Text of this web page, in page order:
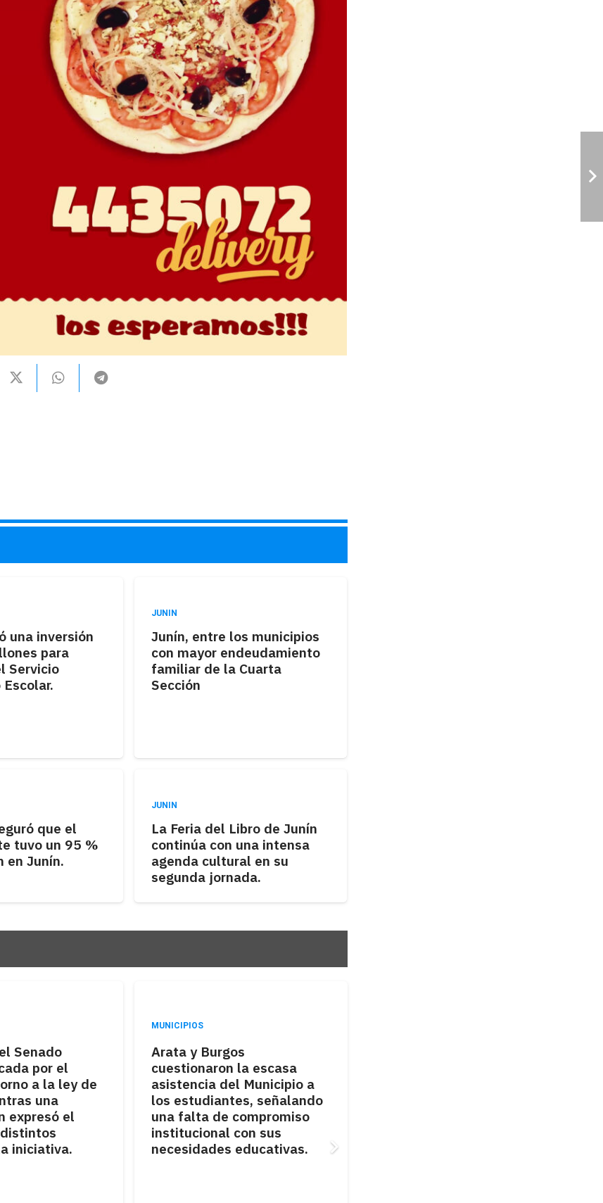
una inversión
para
Servicio
JUNIN
Junín, entre los municipios
con mayor endeudamiento
familiar de la Cuarta
Sección
que el
tuvo un 95 %
en Junín.
JUNIN
La Feria del Libro de Junín
continúa con una intensa
agenda cultural en su
segunda jornada.
Senado
por el
a la ley de
una
expresó el
iniciativa.
MUNICIPIOS
Arata y Burgos
cuestionaron la escasa
asistencia del Municipio a
los estudiantes, señalando
una falta de compromiso
institucional con sus
necesidades educativas.